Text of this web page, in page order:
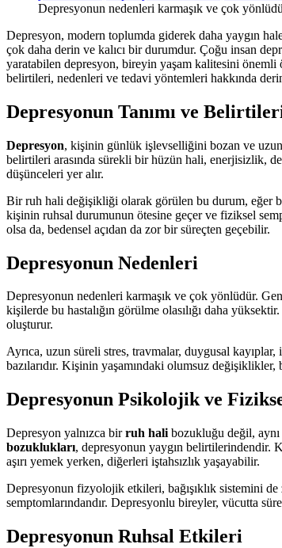
Depresyonun nedenleri karmaşık ve çok
Depresyon, modern toplumda giderek daha yaygın
çok daha derin ve kalıcı bir durumdur. Çoğu insan
yaratabilen depresyon, bireyin yaşam kalitesini önemli
belirtileri, nedenleri ve tedavi yöntemleri hakkında
Depresyonun Tanımı ve
Depresyon, kişinin günlük işlevselliğini bozan ve
belirtileri arasında sürekli bir hüzün hali, enerjisizlik,
düşünceleri yer alır.
Bir ruh hali değişikliği olarak görülen bu durum, eğer
kişinin ruhsal durumunun ötesine geçer ve fiziksel
olsa da, bedensel açıdan da zor bir süreçten geçebilir.
Depresyonun Nedenleri
Depresyonun nedenleri karmaşık ve çok yönlüdür.
kişilerde bu hastalığın görülme olasılığı daha
oluşturur.
Ayrıca, uzun süreli stres, travmalar, duygusal
bazılarıdır. Kişinin yaşamındaki olumsuz
Depresyonun Psikolojik ve
Depresyon yalnızca birruh hali bozukluğu değil,
bozuklukları, depresyonun yaygın belirtilerindendir.
aşırı yemek yerken, diğerleri iştahsızlık yaşayabilir.
Depresyonun fizyolojik etkileri, bağışıklık sistemini
semptomlarındandır. Depresyonlu bireyler, vücutta
Depresyonun Ruhsal Etkileri